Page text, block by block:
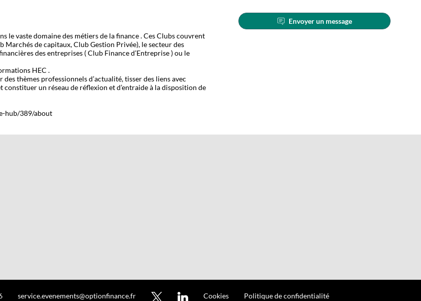
Envoyer un message
le vaste domaine des métiers de la finance . Ces Clubs couvrent
Marchés de capitaux, Club Gestion Privée), le secteur des
des entreprises ( Club Finance d’Entreprise ) ou le
HEC .
thèmes professionnels d’actualité, tisser des liens avec
un réseau de réflexion et d’entraide à la disposition de
hub/389/about
service.evenements@optionfinance.fr Cookies Politique de confidentialité